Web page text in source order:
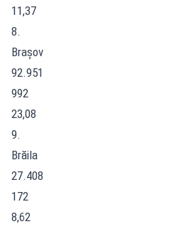
11,37
8.
Brașov
92.951
992
23,08
9.
Brăila
27.408
172
8,62